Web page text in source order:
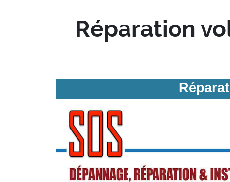
Réparation